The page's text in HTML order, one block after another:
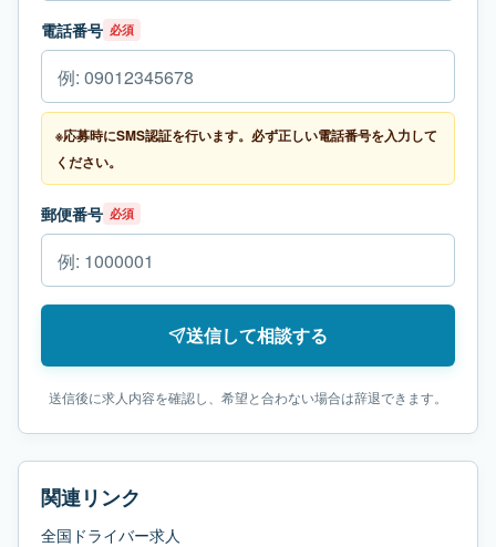
電話番号 必須
※応募時にSMS認証を行います。必ず正しい電話番号を入力して
ください。
郵便番号 必須
送信して相談する
送信後に求人内容を確認し、希望と合わない場合は辞退できます。
関連リンク
全国ドライバー求人